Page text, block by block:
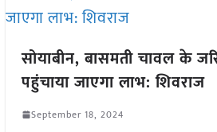
सोयाबीन, बासमती चावल के
पहुंचाया जाएगा लाभ: शिवराज
September 18, 2024